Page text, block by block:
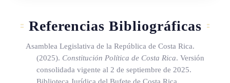
durante el año fiscal considerado.
servicios de consultores, por intermedio de sus empleados o
de otro personal contratado por la empresa para ese fin, pero
solo en el caso de que las actividades de esa naturaleza
Referencias Bibliográficas
Asamblea Legislativa de la República de Costa Rica.
(2025). Constitución Política de Costa Rica. Versión
consolidada vigente al 2 de septiembre de 2025.